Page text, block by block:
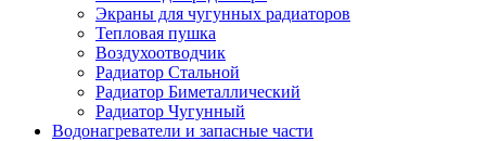
Экраны для чугунных радиаторов
Тепловая пушка
Воздухоотводчик
Радиатор Стальной
Радиатор Биметаллический
Радиатор Чугунный
Водонагреватели и запасные части